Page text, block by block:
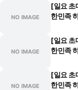
NO IMAGE
[일요 초
한민족
NO IMAGE
[일요 초
한민족
NO IMAGE
[일요 초
한민족